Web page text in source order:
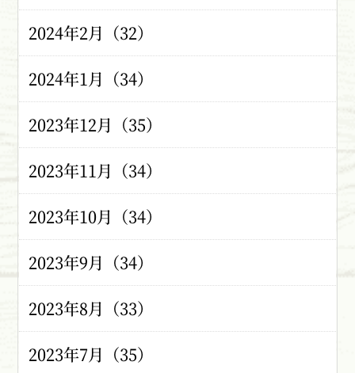
2024年2月（32）
2024年1月（34）
2023年12月（35）
2023年11月（34）
2023年10月（34）
2023年9月（34）
2023年8月（33）
2023年7月（35）